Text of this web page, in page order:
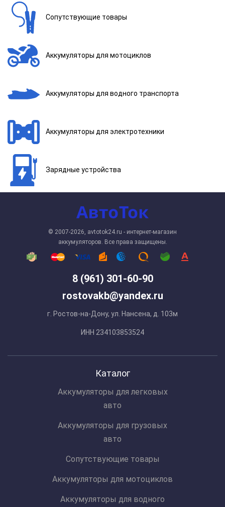
Сопутствующие товары
Аккумуляторы для мотоциклов
Аккумуляторы для водного транспорта
Аккумуляторы для электротехники
Зарядные устройства
8 (961) 301-60-90
rostovakb@yandex.ru
г. Ростов-на-Дону, ул. Нансена, д. 103м
ИНН 234103853524
© 2007-2026, avtotok24.ru - интернет-магазин
аккумуляторов. Все права защищены.
Каталог
Аккумуляторы для легковых
авто
Аккумуляторы для грузовых
авто
Сопутствующие товары
Аккумуляторы для мотоциклов
Аккумуляторы для водного